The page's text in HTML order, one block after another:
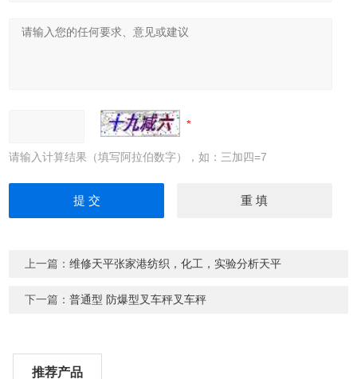
请输入计算结果（填写阿拉伯数字），如：三加四=7
上一篇：维修天平张家港纺织，化工，实验分析天平
下一篇：普通型 防爆型叉车秤叉车秤
推荐产品